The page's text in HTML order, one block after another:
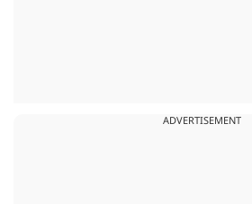
ADVERTISEMENT